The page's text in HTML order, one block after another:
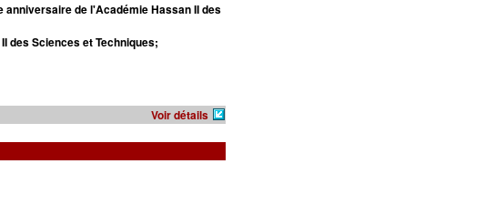
de l'Académie Hassan II des
des Sciences et Techniques;
Voir détails